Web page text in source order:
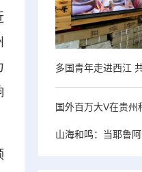
多国青年走进西江
国外百万大V在贵州
山海和鸣：当耶鲁